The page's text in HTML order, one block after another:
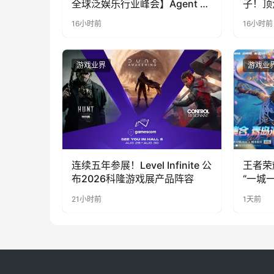
全球泛娱乐行业峰会】Agent 时
代，人到底负责什么
16小时前
子！
奇遇
16小时前
游戏业界
连续五年参展！Level Infinite 公
布2026科隆游戏展产品阵容
21小时前
游戏业
王者
“一城
1天前